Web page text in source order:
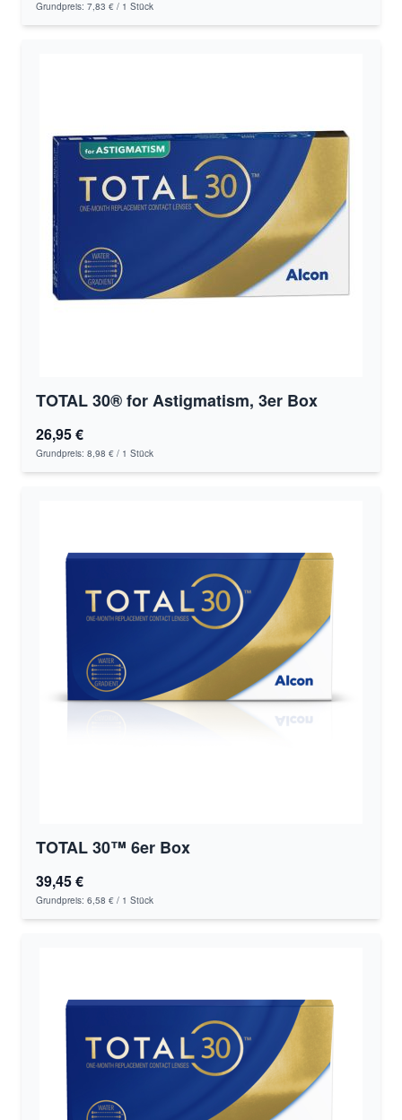
Grundpreis: 7,83 € / 1 Stück
TOTAL 30® for Astigmatism, 3er Box
26,95 €
Grundpreis: 8,98 € / 1 Stück
TOTAL 30™ 6er Box
39,45 €
Grundpreis: 6,58 € / 1 Stück